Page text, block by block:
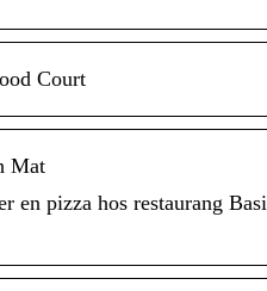
Court
Mat
en pizza hos restaurang